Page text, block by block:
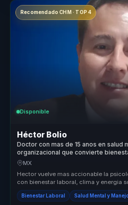
Recomendado CHM · TOP 4
Disponible
Héctor Bolio
Doctor con mas de 15 anos en salud
organizacional que convierte
equipos de trabajo.
MX
Hector vuelve mas accionable la
con bienestar laboral, clima y energia
empresa...
Bienestar Laboral Salud Mental y